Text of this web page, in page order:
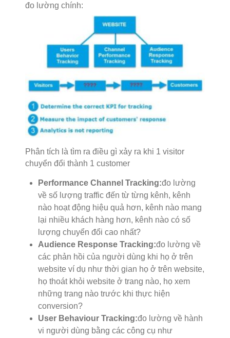
đo lường chính:
Phân tích là tìm ra điều gì xảy ra khi 1 visitor
chuyển đổi thành 1 customer
Performance Channel Tracking:đo lường
về số lượng traffic đến từ từng kênh, kênh
nào hoạt động hiệu quả hơn, kênh nào mang
lại nhiều khách hàng hơn, kênh nào có số
lượng chuyển đổi cao nhất?
Audience Response Tracking:đo lường về
các phản hồi của người dùng khi họ ở trên
website ví dụ như thời gian họ ở trên website,
họ thoát khỏi website ở trang nào, họ xem
những trang nào trước khi thực hiện
conversion?
User Behaviour Tracking:đo lường về hành
vi người dùng bằng các công cụ như